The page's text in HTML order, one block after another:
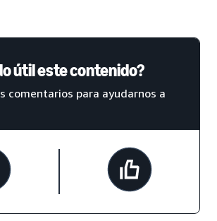
útil este contenido?
comentarios para ayudarnos a